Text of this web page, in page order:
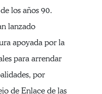
los años 90.
lanzado
apoyada por la
para arrendar
por
de Enlace de las